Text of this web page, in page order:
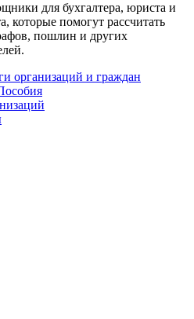
для бухгалтера, юриста и
которые помогут рассчитать
пошлин и других
организаций и граждан